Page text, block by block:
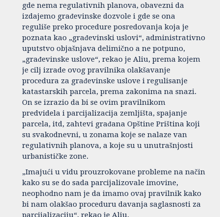
gde nema regulativnih planova, obavezni da
izdajemo građevinske dozvole i gde se ona
reguliše preko procedure posredovanja koja je
poznata kao „građevinski uslovi“, administrativno
uputstvo objašnjava delimično a ne potpuno,
„građevinske uslove“, rekao je Aliu, prema kojem
je cilj izrade ovog pravilnika olakšavanje
procedura za građevinske uslove i regulisanje
katastarskih parcela, prema zakonima na snazi.
On se izrazio da bi se ovim pravilnikom
predvidela i parcijalizacija zemljišta, spajanje
parcela, itd, zahtevi građana Opštine Priština koji
su svakodnevni, u zonama koje se nalaze van
regulativnih planova, a koje su u unutrašnjosti
urbanističke zone.
„Imajući u vidu prouzrokovane probleme na način
kako su se do sada parcijalizovale imovine,
neophodno nam je da imamo ovaj pravilnik kako
bi nam olakšao proceduru davanja saglasnosti za